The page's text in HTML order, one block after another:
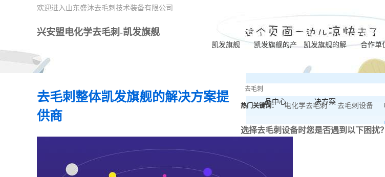
欢迎进入山东盛沐去毛刺技术装备有限公司
兴安盟电化学去毛刺-凯发旗舰
凯发旗舰 凯发旗舰的产
品中心
凯发旗舰的解
决方案
合作单
去毛刺整体凯发旗舰的解决方案提
供商
热门关键词： 电化学去毛刺 去毛刺设备
选择去毛刺设备时您是否遇到以下困扰？